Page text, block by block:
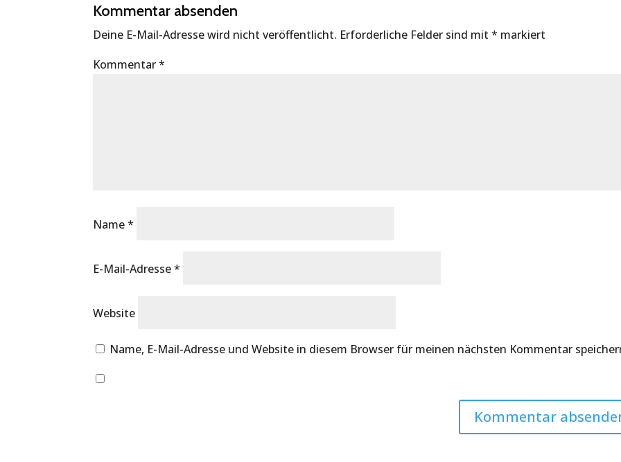
Kommentar absenden
Deine E-Mail-Adresse wird nicht veröffentlicht. Erforderliche Felder sind mit* markiert
Kommentar*
Name*
E-Mail-Adresse*
Website
Name, E-Mail-Adresse und Website in diesem Browser für meinen nächsten Kommentar